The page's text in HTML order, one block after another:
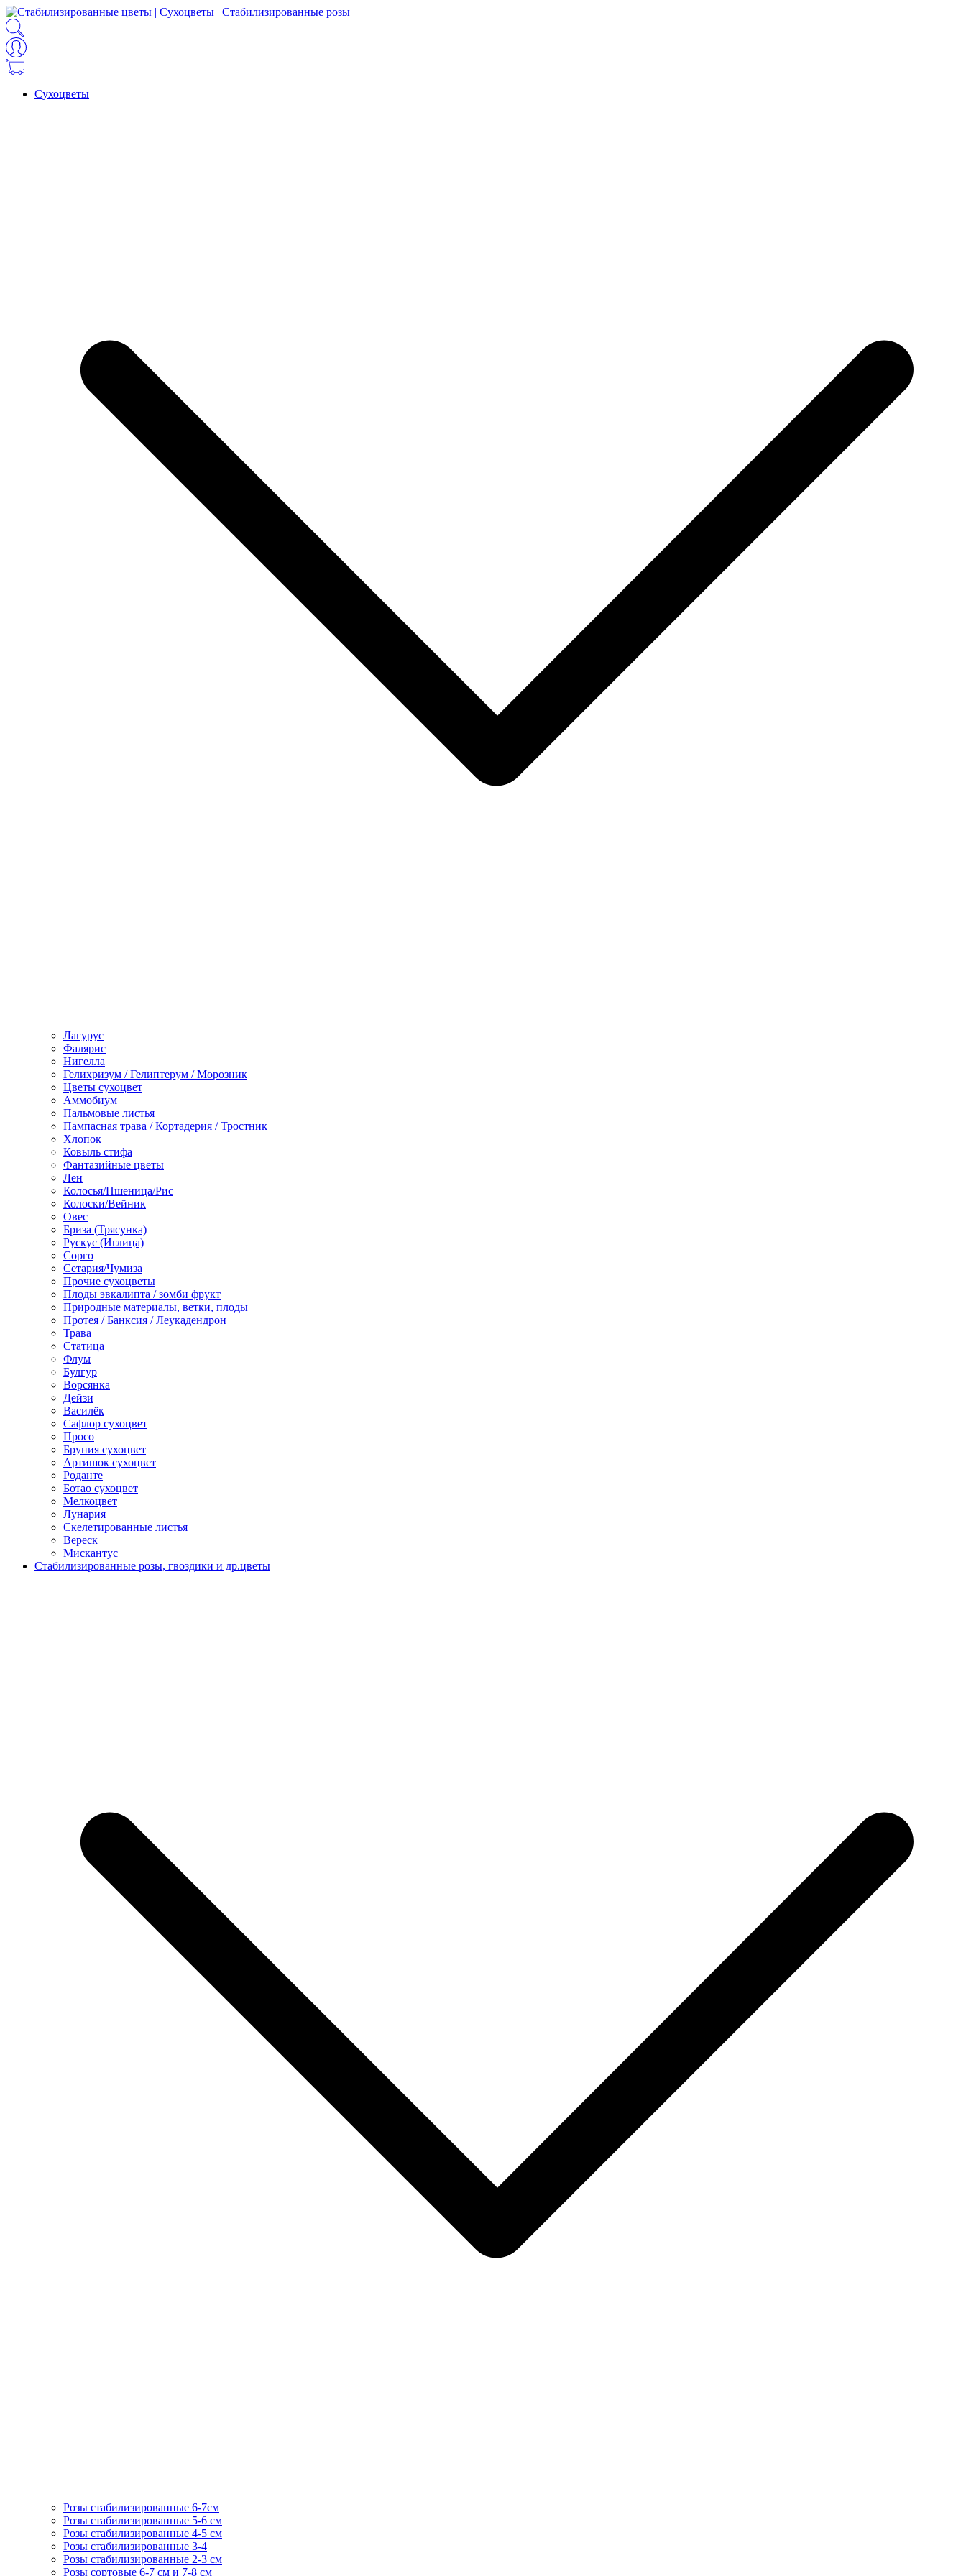
Сухоцветы
Лагурус
Фалярис
Нигелла
Гелихризум / Гелиптерум / Морозник
Цветы сухоцвет
Аммобиум
Пальмовые листья
Пампасная трава / Кортадерия / Тростник
Хлопок
Ковыль стифа
Фантазийные цветы
Лен
Колосья/Пшеница/Рис
Колоски/Вейник
Овес
Бриза (Трясунка)
Рускус (Иглица)
Сорго
Сетария/Чумиза
Прочие сухоцветы
Плоды эвкалипта / зомби фрукт
Природные материалы, ветки, плоды
Протея / Банксия / Леукадендрон
Трава
Статица
Флум
Булгур
Ворсянка
Дейзи
Василёк
Сафлор сухоцвет
Просо
Бруния сухоцвет
Артишок сухоцвет
Роданте
Ботао сухоцвет
Мелкоцвет
Лунария
Скелетированные листья
Вереск
Мискантус
Стабилизированные розы, гвоздики и др.цветы
Розы стабилизированные 6-7см
Розы стабилизированные 5-6 см
Розы стабилизированные 4-5 см
Розы стабилизированные 3-4
Розы стабилизированные 2-3 см
Розы сортовые 6-7 см и 7-8 см